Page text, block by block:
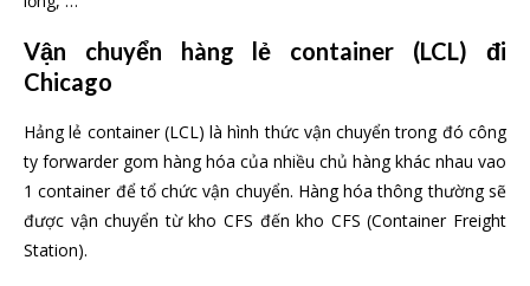
Vận chuyển hàng lẻ container (LCL) đi
Chicago
Hảng lẻ container (LCL) là hình thức vận chuyển trong đó công
ty forwarder gom hàng hóa của nhiều chủ hàng khác nhau vao
1 container để tổ chức vận chuyển. Hàng hóa thông thường sẽ
được vận chuyển từ kho CFS đến kho CFS (Container Freight
Station).